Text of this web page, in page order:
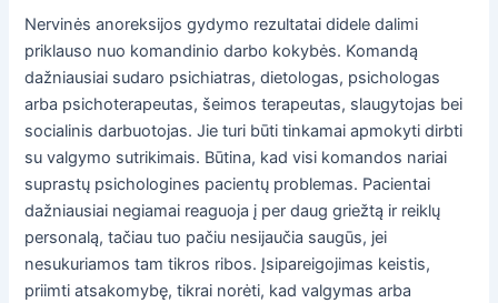
Nervinės anoreksijos gydymo rezultatai didele dalimi
priklauso nuo komandinio darbo kokybės. Komandą
dažniausiai sudaro psichiatras, dietologas, psichologas
arba psichoterapeutas, šeimos terapeutas, slaugytojas bei
socialinis darbuotojas. Jie turi būti tinkamai apmokyti dirbti
su valgymo sutrikimais. Būtina, kad visi komandos nariai
suprastų psichologines pacientų problemas. Pacientai
dažniausiai negiamai reaguoja į per daug griežtą ir reiklų
personalą, tačiau tuo pačiu nesijaučia saugūs, jei
nesukuriamos tam tikros ribos. Įsipareigojimas keistis,
priimti atsakomybę, tikrai norėti, kad valgymas arba